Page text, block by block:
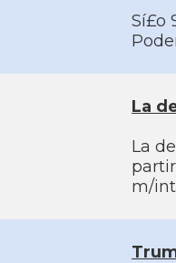
Sí£o
La
La
m/